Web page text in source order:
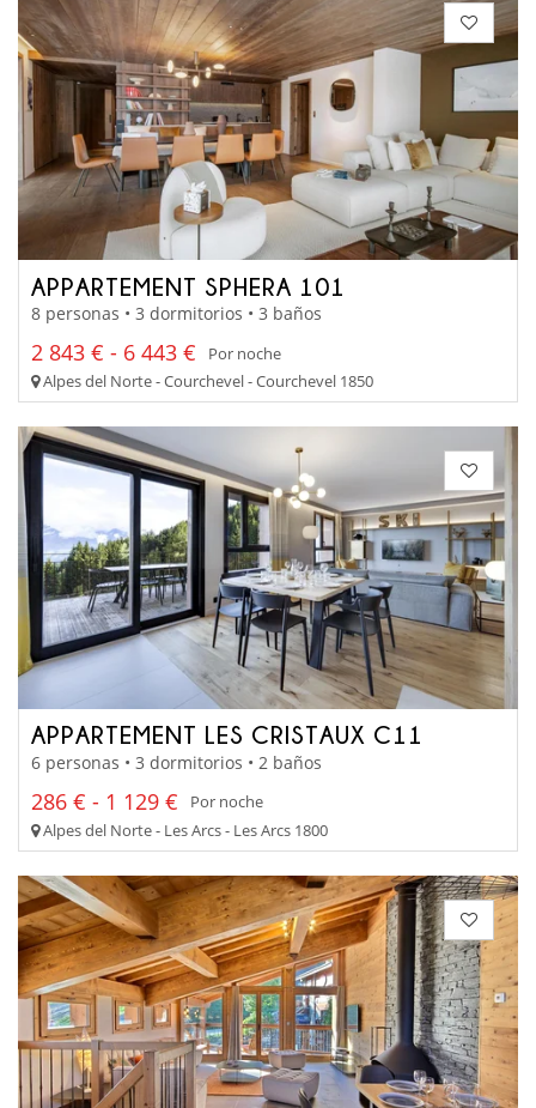
APPARTEMENT SPHERA 101
8 personas • 3 dormitorios • 3 baños
2 843 € - 6 443 €
Por noche
Alpes del Norte - Courchevel - Courchevel 1850
APPARTEMENT LES CRISTAUX C11
6 personas • 3 dormitorios • 2 baños
286 € - 1 129 €
Por noche
Alpes del Norte - Les Arcs - Les Arcs 1800